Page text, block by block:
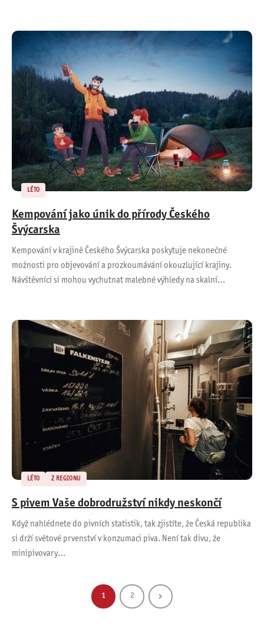
LÉTO
Kempování jako únik do přírody Českého
Švýcarska
Kempování v krajině Českého Švýcarska poskytuje nekonečné
možnosti pro objevování a prozkoumávání okouzlující krajiny.
Návštěvníci si mohou vychutnat malebné výhledy na skalní…
LÉTO Z REGIONU
S pivem Vaše dobrodružství nikdy neskončí
Když nahlédnete do pivních statistik, tak zjistíte, že Česká republika
si drží světové prvenství v konzumaci piva. Není tak divu, že
minipivovary…
1 2